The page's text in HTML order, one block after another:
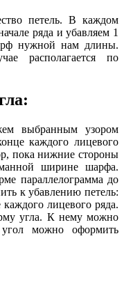
петель. В каждом
ряда и убавляем 1
нужной нам длины.
располагается по
выбранным узором
каждого лицевого
пока нижние стороны
ширине шарфа.
параллелограмма до
к убавлению петель:
лицевого ряда.
угла. К нему можно
можно оформить